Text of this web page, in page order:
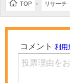
TOP > リサーチ